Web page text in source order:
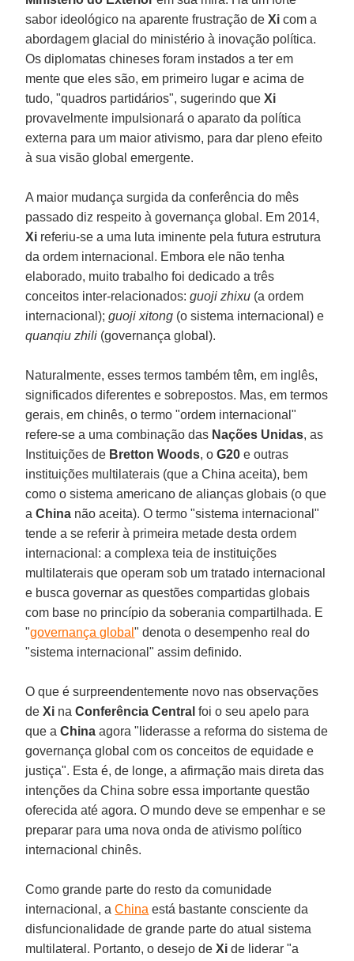
sabor ideológico na aparente frustração deXi com a
abordagem glacial do ministério à inovação política.
Os diplomatas chineses foram instados a ter em
mente que eles são, em primeiro lugar e acima de
tudo, "quadros partidários", sugerindo queXi
provavelmente impulsionará o aparato da política
externa para um maior ativismo, para dar pleno efeito
à sua visão global emergente.
A maior mudança surgida da conferência do mês
passado diz respeito à governança global. Em 2014,
Xi referiu-se a uma luta iminente pela futura estrutura
da ordem internacional. Embora ele não tenha
elaborado, muito trabalho foi dedicado a três
conceitos inter-relacionados:guoji zhixu (a ordem
internacional);guoji xitong (o sistema internacional) e
quanqiu zhili (governança global).
Naturalmente, esses termos também têm, em inglês,
significados diferentes e sobrepostos. Mas, em termos
gerais, em chinês, o termo "ordem internacional"
refere-se a uma combinação das Nações Unidas, as
Instituições de Bretton Woods, oG20 e outras
instituições multilaterais (que a China aceita), bem
como o sistema americano de alianças globais (o que
aChina não aceita). O termo "sistema internacional"
tende a se referir à primeira metade desta ordem
internacional: a complexa teia de instituições
multilaterais que operam sob um tratado internacional
e busca governar as questões compartidas globais
com base no princípio da soberania compartilhada. E
"governança global" denota o desempenho real do
"sistema internacional" assim definido.
O que é surpreendentemente novo nas observações
deXi naConferência Central foi o seu apelo para
que aChina agora "liderasse a reforma do sistema de
governança global com os conceitos de equidade e
justiça". Esta é, de longe, a afirmação mais direta das
intenções da China sobre essa importante questão
oferecida até agora. O mundo deve se empenhar e se
preparar para uma nova onda de ativismo político
internacional chinês.
Como grande parte do resto da comunidade
internacional, aChina está bastante consciente da
disfuncionalidade de grande parte do atual sistema
multilateral. Portanto, o desejo deXi de liderar "a